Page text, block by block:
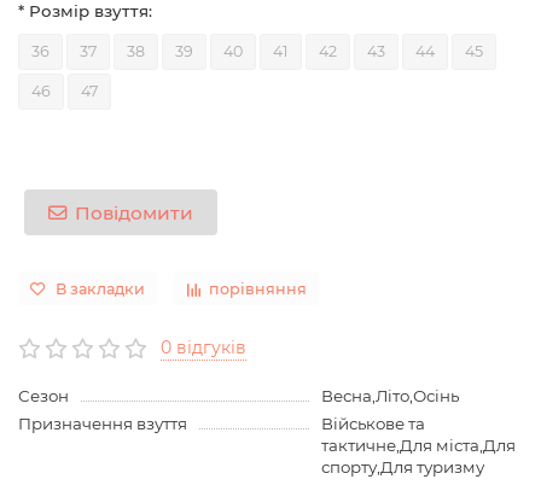
* Розмір взуття:
36 37 38 39 40 41 42 43 44 45
46 47
Повідомити
В закладки порівняння
0 відгуків
Сезон
Весна,Літо,Осінь
Призначення взуття
Військове та
тактичне,Для міста,Для
спорту,Для туризму